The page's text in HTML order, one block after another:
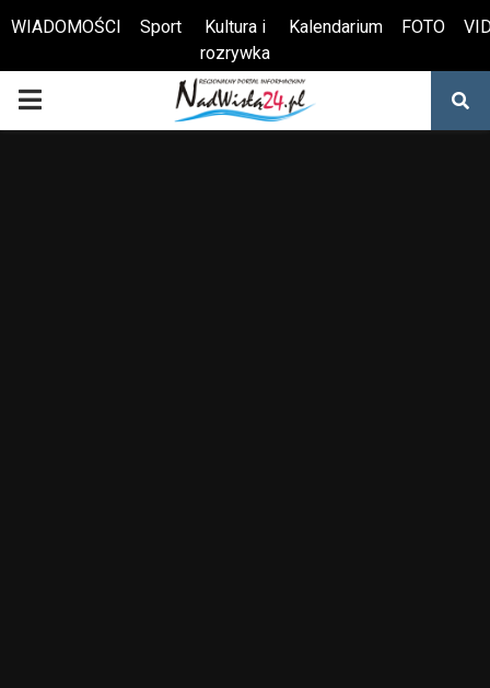
Otwórz pasek narzędzi
WIADOMOŚCI Sport
Kultura i
rozrywka
Kalendarium FOTO
PRIMARY